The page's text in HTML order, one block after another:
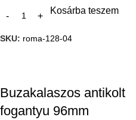
Kosárba teszem
SKU: roma-128-04
Buzakalaszos antikolt
fogantyu 96mm